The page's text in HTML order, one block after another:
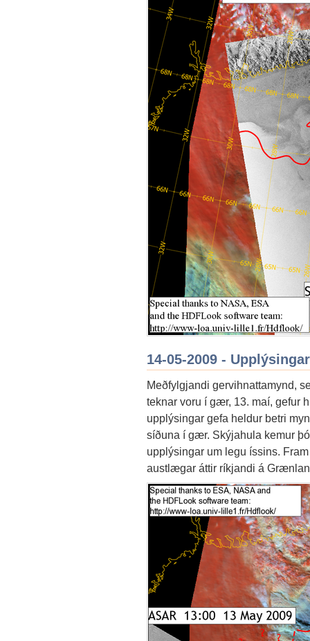
14-05-2009 -
Meðfylgjandi gervihnattamynd,
teknar voru í gær, 13. maí, gefur
upplýsingar gefa heldur betri
síðuna í gær. Skýjahula kemur
upplýsingar um legu íssins.
austlægar áttir ríkjandi á